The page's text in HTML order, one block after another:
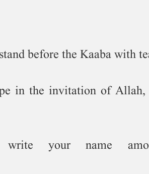
before the Kaaba with
in the invitation of
your name